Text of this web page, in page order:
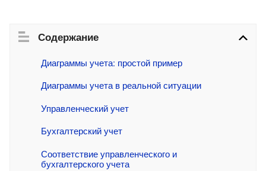
Содержание
Диаграммы учета: простой пример
Диаграммы учета в реальной ситуации
Управленческий учет
Бухгалтерский учет
Соответствие управленческого и
бухгалтерского учета